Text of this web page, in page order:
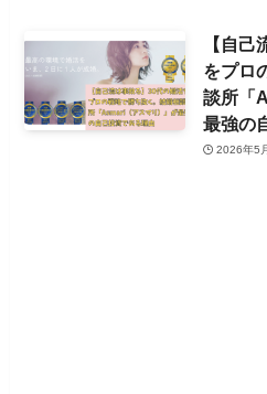
【自
をプロ
談所「
最強の
2026年5